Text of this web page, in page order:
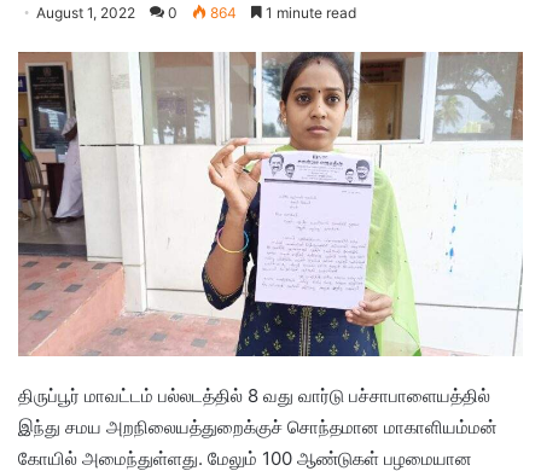
August 1, 2022 0 864 1 minute read
திருப்பூர் மாவட்டம் பல்லடத்தில் 8 வது வார்டு பச்சாபாளையத்தில்
இந்து சமய அறநிலையத்துறைக்குச் சொந்தமான மாகாளியம்மன்
கோயில் அமைந்துள்ளது. மேலும் 100 ஆண்டுகள் பழமையான